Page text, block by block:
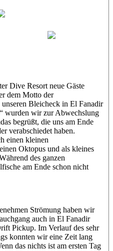
Dive Resort neue Gäste
dem Motto der
Bleicheck in El Fanadir
wurden wir zur Abwechslung
begrüßt, die uns am Ende
verabschiedet haben.
einen kleinen
Oktopus und als kleines
des ganzen
am Ende schon nicht
Strömung haben wir
auch in El Fanadir
Pickup. Im Verlauf des sehr
konnten wir eine Zeit lang
das nichts ist am ersten Tag